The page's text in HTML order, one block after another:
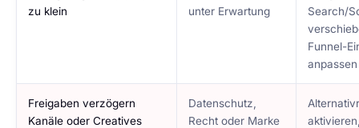
zu klein
unter Erwartung
Search/
Funnel-
anpassen
Freigaben verzögern
Kanäle oder Creatives
Datenschutz,
Recht oder Marke